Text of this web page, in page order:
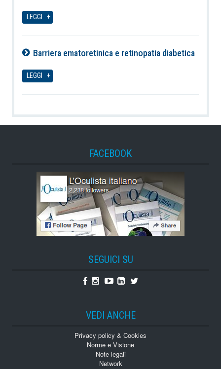
LEGGI
Barriera ematoretinica e retinopatia diabetica
LEGGI
FACEBOOK
SEGUICI SU
Facebook
Instagram
YoutubeLinkedin
Twitter
VEDI ANCHE
Privacy policy & Cookies
Norme e Visione
Note legali
Network